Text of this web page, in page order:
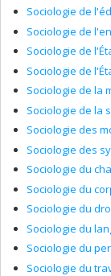
Sociologie de
Sociologie de
Sociologie de
Sociologie de
Sociologie de la
Sociologie de la
Sociologie des
Sociologie des
Sociologie du
Sociologie du
Sociologie du
Sociologie du
Sociologie du
Sociologie du